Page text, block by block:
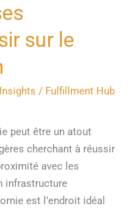
sur le
/ Fulfillment Hub
peut être un atout
cherchant à réussir
avec les
infrastructure
est l’endroit idéal